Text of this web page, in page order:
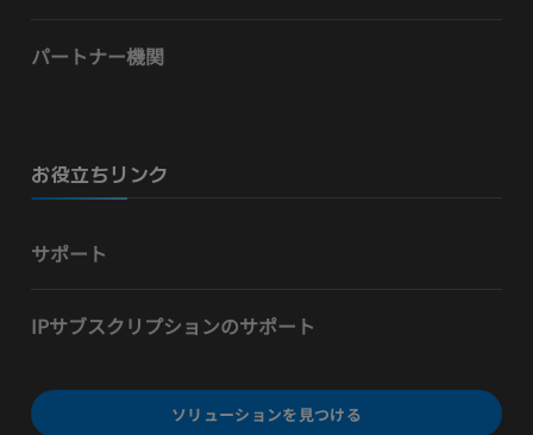
パートナー機関
お役立ちリンク
サポート
IPサブスクリプションのサポート
ソリューションを見つける